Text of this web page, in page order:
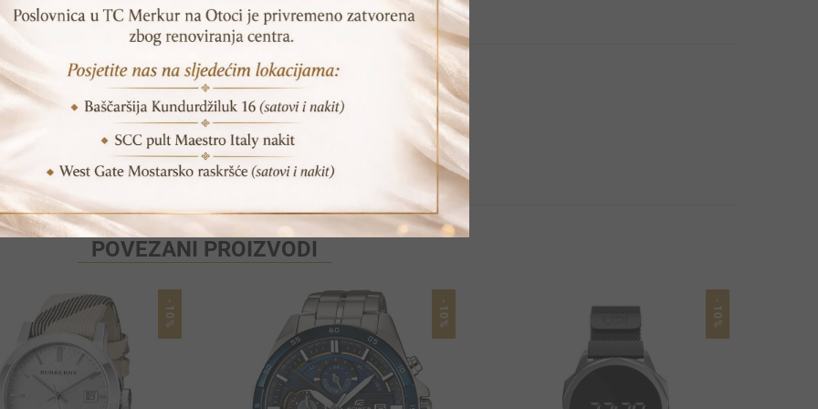
LC06812.451
Print Pošalji prijatelju
POVEZANI PROIZVODI
-10% -10% -10%